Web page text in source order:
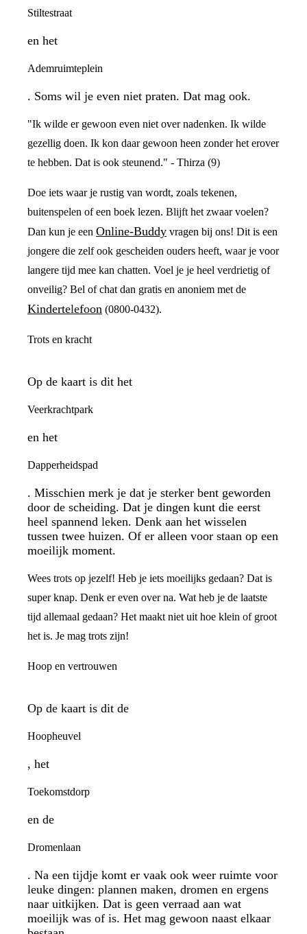
Stiltestraat
en het
Ademruimteplein
. Soms wil je even niet praten. Dat mag ook.
"Ik wilde er gewoon even niet over nadenken. Ik wilde
gezellig doen. Ik kon daar gewoon heen zonder het erover
te hebben. Dat is ook steunend." - Thirza (9)
Doe iets waar je rustig van wordt, zoals tekenen,
buitenspelen of een boek lezen. Blijft het zwaar voelen?
Dan kun je een Online-Buddy vragen bij ons! Dit is een
jongere die zelf ook gescheiden ouders heeft, waar je voor
langere tijd mee kan chatten. Voel je je heel verdrietig of
onveilig? Bel of chat dan gratis en anoniem met de
Kindertelefoon (0800-0432).
Trots en kracht
Op de kaart is dit het
Veerkrachtpark
en het
Dapperheidspad
. Misschien merk je dat je sterker bent geworden
door de scheiding. Dat je dingen kunt die eerst
heel spannend leken. Denk aan het wisselen
tussen twee huizen. Of er alleen voor staan op een
moeilijk moment.
Wees trots op jezelf! Heb je iets moeilijks gedaan? Dat is
super knap. Denk er even over na. Wat heb je de laatste
tijd allemaal gedaan? Het maakt niet uit hoe klein of groot
het is. Je mag trots zijn!
Hoop en vertrouwen
Op de kaart is dit de
Hoopheuvel
, het
Toekomstdorp
en de
Dromenlaan
. Na een tijdje komt er vaak ook weer ruimte voor
leuke dingen: plannen maken, dromen en ergens
naar uitkijken. Dat is geen verraad aan wat
moeilijk was of is. Het mag gewoon naast elkaar